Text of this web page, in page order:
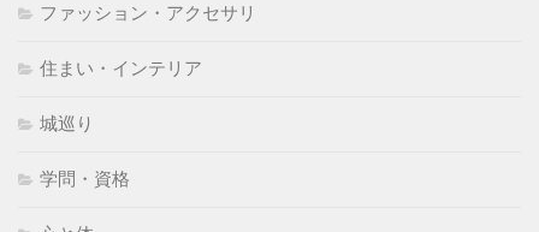
ファッション・アクセサリ
住まい・インテリア
城巡り
学問・資格